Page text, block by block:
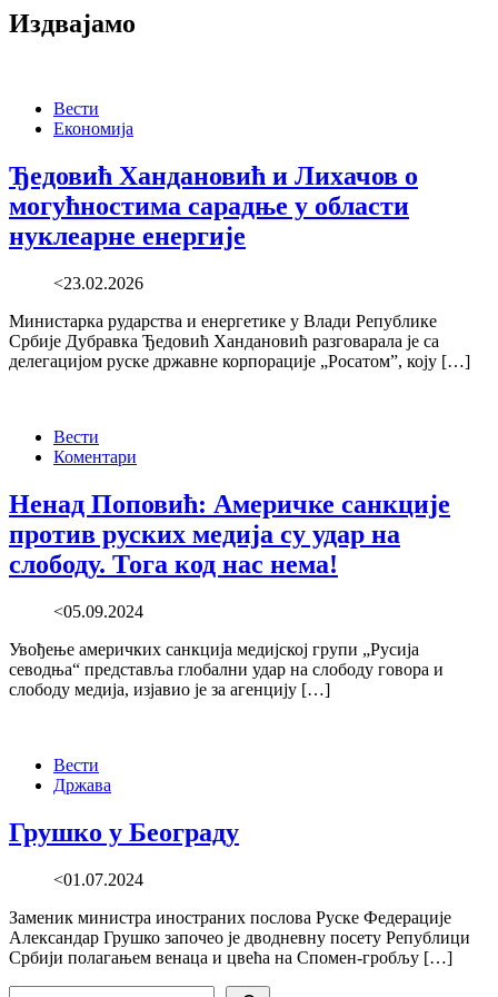
Издвајамо
Вести
Економија
Ђедовић Хандановић и Лихачов о
могућностима сарадње у области
нуклеарне енергије
<23.02.2026
Министарка рударства и енергетике у Влади Републике
Србије Дубравка Ђедовић Хандановић разговарала је са
делегацијом руске државне корпорације „Росатомˮ, коју […]
Вести
Коментари
Ненад Поповић: Америчке санкције
против руских медија су удар на
слободу. Тога код нас нема!
<05.09.2024
Увођење америчких санкција медијској групи „Русија
севодња“ представља глобални удар на слободу говора и
слободу медија, изјавио је за агенцију […]
Вести
Држава
Грушко у Београду
<01.07.2024
Заменик министра иностраних послова Руске Федерације
Александар Грушко започео је дводневну посету Републици
Србији полагањем венаца и цвећа на Спомен-гробљу […]